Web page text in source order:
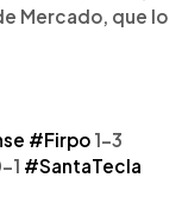
Mercado, que lo
#Firpo 1-3
1 #SantaTecla